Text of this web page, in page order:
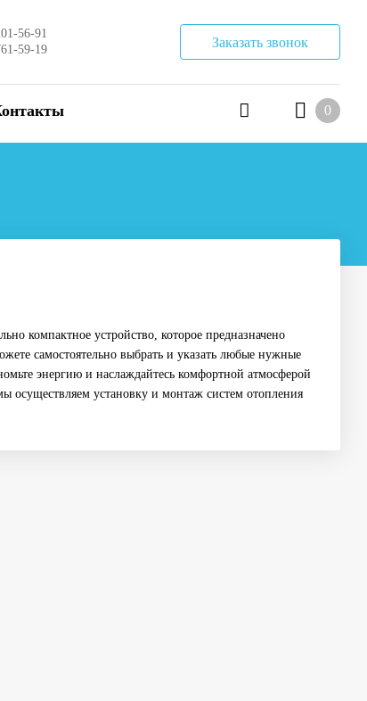
56-91
59-19
Заказать звонок
0
компактное устройство, которое предназначено
самостоятельно выбрать и указать любые нужные
энергию и наслаждайтесь комфортной атмосферой
установку и монтаж систем отопления